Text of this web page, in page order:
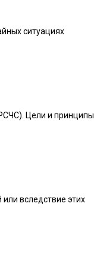
ситуациях
Цели и принципы
вследствие этих